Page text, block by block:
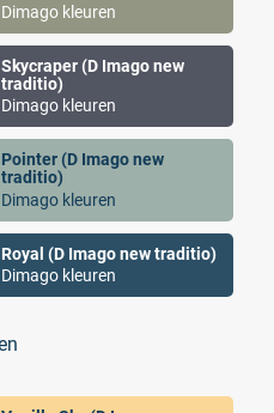
Dimago kleuren
Skycraper (D Imago new
traditio)
Dimago kleuren
Pointer (D Imago new
traditio)
Dimago kleuren
Royal (D Imago new traditio)
Dimago kleuren